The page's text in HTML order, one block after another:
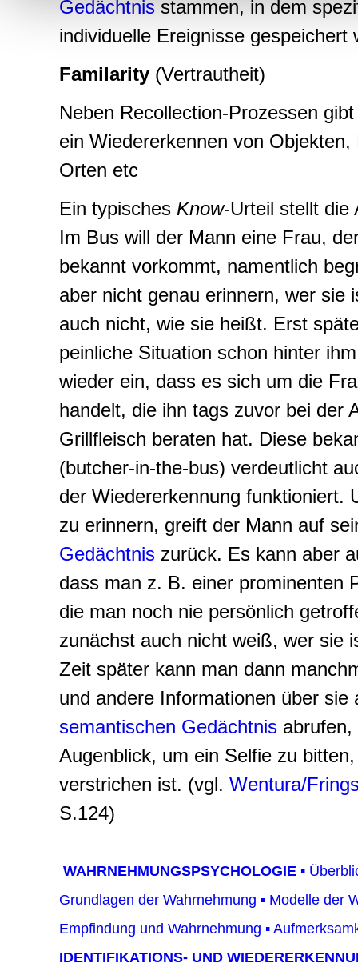
Gedächtnis stammen, in dem
individuelle Ereignisse gespeichert
Familarity (Vertrautheit)
Neben Recollection-Prozessen
ein Wiedererkennen von
Orten etc
Ein typisches Know-Urteil stellt die
Im Bus will der Mann eine Frau,
bekannt vorkommt, namentlich
aber nicht genau erinnern, wer sie
auch nicht, wie sie heißt. Erst
peinliche Situation schon hinter
wieder ein, dass es sich um die
handelt, die ihn tags zuvor bei der
Grillfleisch beraten hat. Diese
(butcher-in-the-bus) verdeutlicht
der Wiedererkennung funktioniert.
zu erinnern, greift der Mann auf
Gedächtnis zurück. Es kann aber
dass man z. B. einer prominenten
die man noch nie persönlich
zunächst auch nicht weiß, wer sie
Zeit später kann man dann
und andere Informationen über sie
semantischen Gedächtnis
Augenblick, um ein Selfie zu
verstrichen ist. (vgl. Wentura/
S.124)
WAHRNEHMUNGSPSYCHOLOGIE ▪
Grundlagen der Wahrnehmung ▪ Modelle der
Empfindung und Wahrnehmung ▪
IDENTIFIKATIONS- UND